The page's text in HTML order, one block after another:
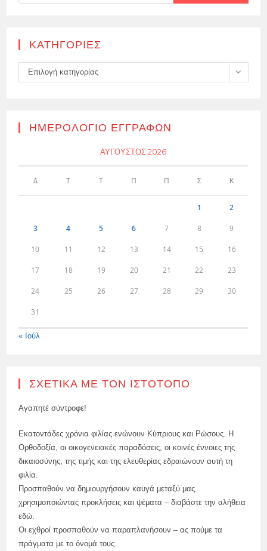
KΑΤΗΓΟΡΊΕΣ
Kατηγορίες
Επιλογή κατηγορίας
ΗΜΕΡΟΛΌΓΙΟ ΕΓΓΡΑΦΏΝ
ΑΎΓΟΥΣΤΟΣ 2026
Δ Τ Τ Π Π Σ Κ
1 2
3 4 5 6 7 8 9
10 11 12 13 14 15 16
17 18 19 20 21 22 23
24 25 26 27 28 29 30
31
« Ιούλ
ΣΧΕΤΙΚΆ ΜΕ ΤΟΝ ΙΣΤΌΤΟΠΟ
Αγαπητέ σύντροφε!
Εκατοντάδες χρόνια φιλίας ενώνουν Κύπριους και Ρώσους. Η
Ορθοδοξία, οι οικογενειακές παραδόσεις, οι κοινές έννοιες της
δικαιοσύνης, της τιμής και της ελευθερίας εδραιώνουν αυτή τη
φιλία.
Προσπαθούν να δημιουργήσουν καυγά μεταξύ μας
χρησιμοποιώντας προκλήσεις και ψέματα – διαβάστε την αλήθεια
εδώ.
Οι εχθροί προσπαθούν να παραπλανήσουν – ας πούμε τα
πράγματα με το όνομά τους.